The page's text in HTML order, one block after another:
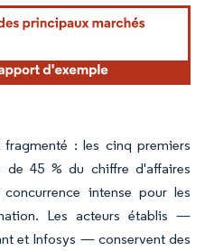
nécessite une attribution sous CC BY
: les cinq premiers
de 45 % du chiffre d'affaires
intense pour les
Les acteurs établis —
et Infosys — conservent des